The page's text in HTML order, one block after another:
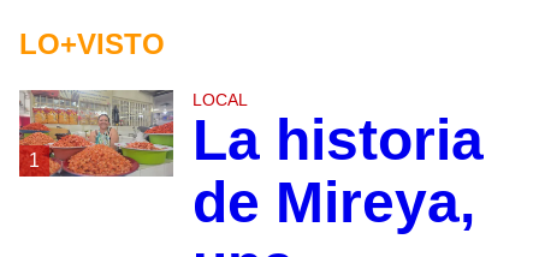
LO+VISTO
1
LOCAL
La historia
de Mireya,